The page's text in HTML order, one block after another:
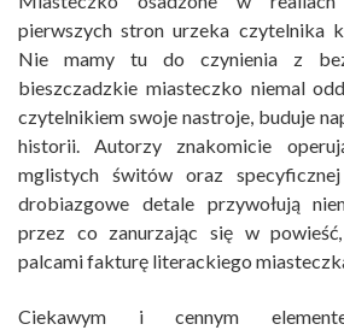
pierwszych stron urzeka czytelnika
Nie mamy tu do czynienia z
bieszczadzkie miasteczko niemal
czytelnikiem swoje nastroje, buduje
historii. Autorzy znakomicie
mglistych świtów oraz
drobiazgowe detale przywołują
przez co zanurzając się w
palcami fakturę literackiego
Ciekawym i cennym